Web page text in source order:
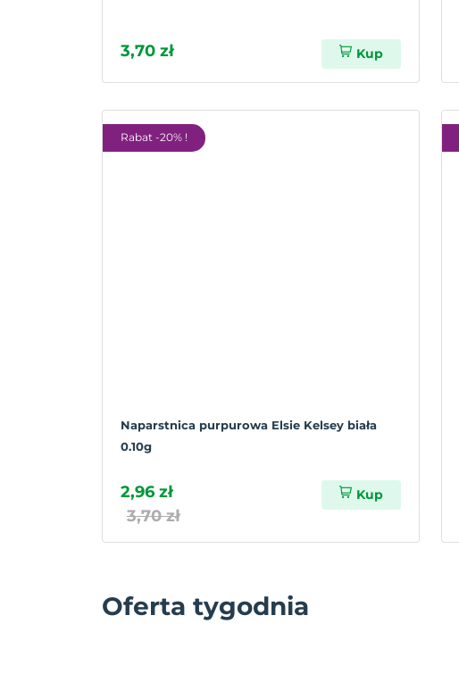
3,70 zł Kup
Rabat -20% !
Naparstnica purpurowa Elsie Kelsey biała
0.10g
2,96 zł
3,70 zł
Kup
Oferta tygodnia